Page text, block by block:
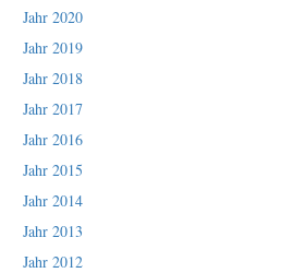
Jahr 2020
Jahr 2019
Jahr 2018
Jahr 2017
Jahr 2016
Jahr 2015
Jahr 2014
Jahr 2013
Jahr 2012